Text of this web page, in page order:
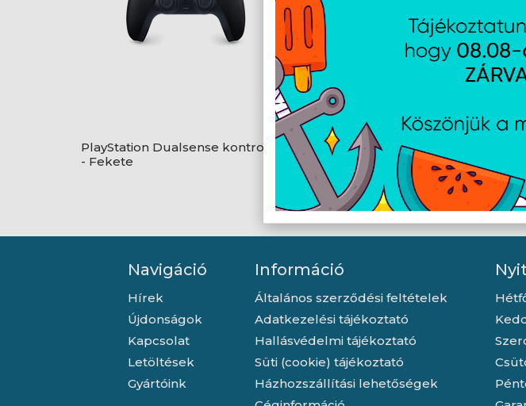
PlayStation Dualsense kontroller
- Fekete
PlayStation Dualsense kontroller
- Fehér
Navigáció
Hírek
Újdonságok
Kapcsolat
Letöltések
Gyártóink
Információ
Általános szerződési feltételek
Adatkezelési tájékoztató
Hallásvédelmi tájékoztató
Süti (cookie) tájékoztató
Házhozszállítási lehetőségek